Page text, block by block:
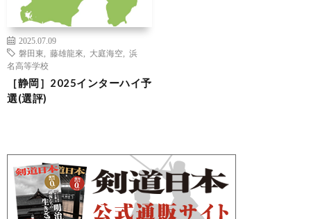
2025.07.09
磐田東
藤雄龍來 大庭海空
浜
名高等学校
［静岡］2025インターハイ予
選(選評)